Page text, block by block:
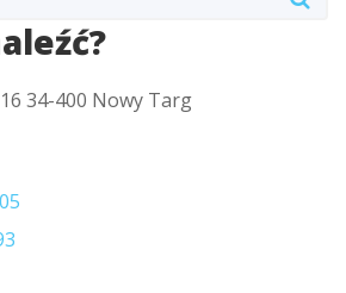
16 34-400 Nowy Targ